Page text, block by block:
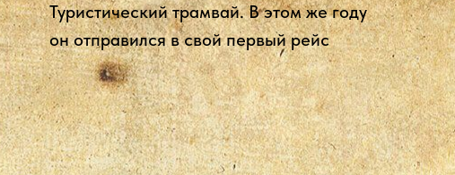
Туристический трамвай. В этом же году
он отправился в свой первый рейс